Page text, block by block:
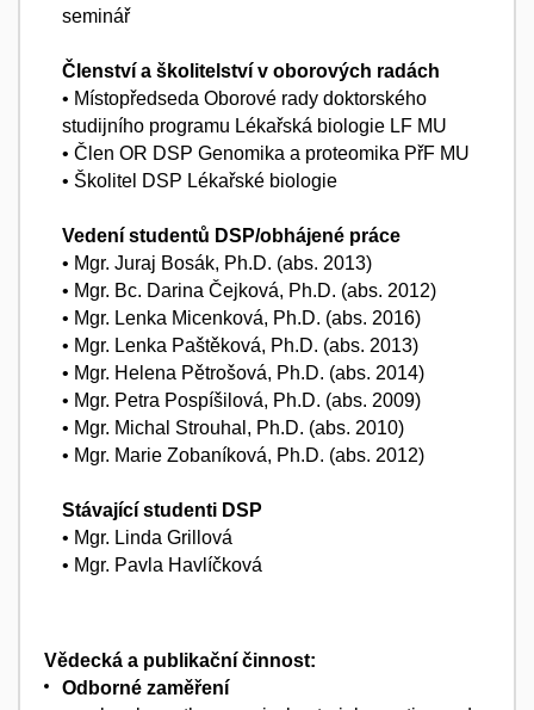
seminář
Členství a školitelství v oborových radách
• Místopředseda Oborové rady doktorského
studijního programu Lékařská biologie LF MU
• Člen OR DSP Genomika a proteomika PřF MU
• Školitel DSP Lékařské biologie
Vedení studentů DSP/obhájené práce
• Mgr. Juraj Bosák, Ph.D. (abs. 2013)
• Mgr. Bc. Darina Čejková, Ph.D. (abs. 2012)
• Mgr. Lenka Micenková, Ph.D. (abs. 2016)
• Mgr. Lenka Paštěková, Ph.D. (abs. 2013)
• Mgr. Helena Pětrošová, Ph.D. (abs. 2014)
• Mgr. Petra Pospíšilová, Ph.D. (abs. 2009)
• Mgr. Michal Strouhal, Ph.D. (abs. 2010)
• Mgr. Marie Zobaníková, Ph.D. (abs. 2012)
Stávající studenti DSP
• Mgr. Linda Grillová
• Mgr. Pavla Havlíčková
Vědecká a publikační činnost:
Odborné zaměření